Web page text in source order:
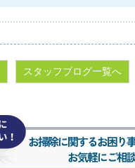
スタッフブログ一覧へ